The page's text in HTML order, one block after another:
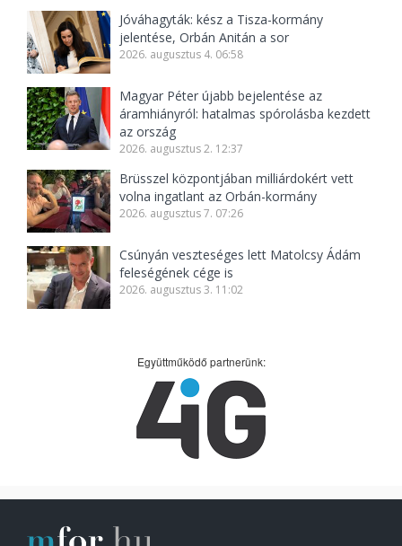
Jóváhagyták: kész a Tisza-kormány
jelentése, Orbán Anitán a sor
2026. augusztus 4. 06:58
Magyar Péter újabb bejelentése az
áramhiányról: hatalmas spórolásba kezdett
az ország
2026. augusztus 2. 12:37
Brüsszel központjában milliárdokért vett
volna ingatlant az Orbán-kormány
2026. augusztus 7. 07:26
Csúnyán veszteséges lett Matolcsy Ádám
feleségének cége is
2026. augusztus 3. 11:02
Együttműködő partnerünk: